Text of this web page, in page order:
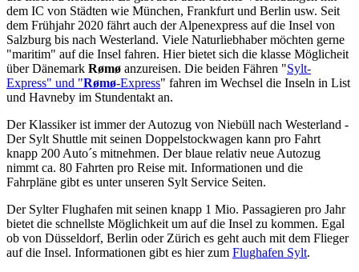
dem IC von Städten wie München, Frankfurt und Berlin usw. Seit
dem Frühjahr 2020 fährt auch der Alpenexpress auf die Insel von
Salzburg bis nach Westerland. Viele Naturliebhaber möchten gerne
"maritim" auf die Insel fahren. Hier bietet sich die klasse Möglicheit
über Dänemark Rømø anzureisen. Die beiden Fähren "Sylt-
Express" und "Rømø-Express" fahren im Wechsel die Inseln in List
und Havneby im Stundentakt an.
Der Klassiker ist immer der Autozug von Niebüll nach Westerland -
Der Sylt Shuttle mit seinen Doppelstockwagen kann pro Fahrt
knapp 200 Auto´s mitnehmen. Der blaue relativ neue Autozug
nimmt ca. 80 Fahrten pro Reise mit. Informationen und die
Fahrpläne gibt es unter unseren Sylt Service Seiten.
Der Sylter Flughafen mit seinen knapp 1 Mio. Passagieren pro Jahr
bietet die schnellste Möglichkeit um auf die Insel zu kommen. Egal
ob von Düsseldorf, Berlin oder Zürich es geht auch mit dem Flieger
auf die Insel. Informationen gibt es hier zum Flughafen Sylt.